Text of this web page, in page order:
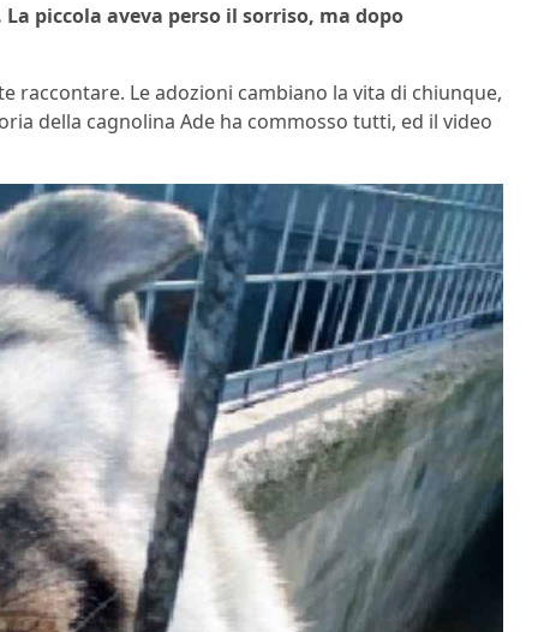
piccola aveva perso il sorriso, ma dopo
raccontare. Le adozioni cambiano la vita di chiunque,
della cagnolina Ade ha commosso tutti, ed il video